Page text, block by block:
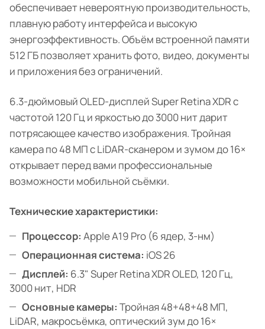
обеспечивает невероятную производительность,
плавную работу интерфейса и высокую
энергоэффективность. Объём встроенной памяти
512 ГБ позволяет хранить фото, видео, документы
и приложения без ограничений.
6.3-дюймовый OLED-дисплей Super Retina XDR с
частотой 120 Гц и яркостью до 3000 нит дарит
потрясающее качество изображения. Тройная
камера по 48 МП с LiDAR-сканером и зумом до 16×
открывает перед вами профессиональные
возможности мобильной съёмки.
Технические характеристики:
Процессор: Apple A19 Pro (6 ядер, 3-нм)
Операционная система: iOS 26
Дисплей: 6.3" Super Retina XDR OLED, 120 Гц,
3000 нит, HDR
Основные камеры: Тройная 48+48+48 МП,
LiDAR, макросъёмка, оптический зум до 16×